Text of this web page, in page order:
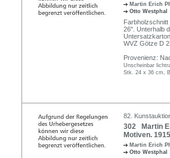
Martin Erich
Otto Westphal
Farbholzschnitt
26". Unterhalb
WVZ Götze D
Provenienz:
Unscheinbar
Stk. 24 x 36 cm,
82.
302 Martin
Motiven.
Martin Erich
Otto Westphal